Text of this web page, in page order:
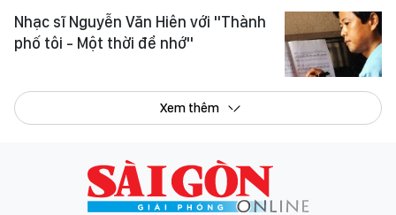
Nhạc sĩ Nguyễn Văn Hiên với "Thành
phố tôi - Một thời để nhớ"
Xem thêm